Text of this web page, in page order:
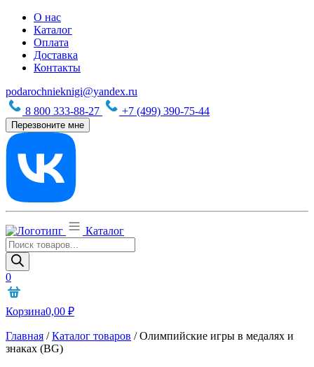
О нас
Каталог
Оплата
Доставка
Контакты
podarochnieknigi@yandex.ru
8 800 333-88-27
+7 (499) 390-75-44
Перезвоните мне
Каталог
Поиск
товаров
0
Корзина0,00 ₽
Главная /Каталог товаров /Олимпийские игры в медалях и
знаках (BG)